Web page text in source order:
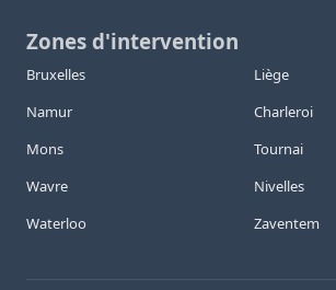
Zones d'intervention
Bruxelles
Liège
Namur
Charleroi
Mons
Tournai
Wavre
Nivelles
Waterloo
Zaventem